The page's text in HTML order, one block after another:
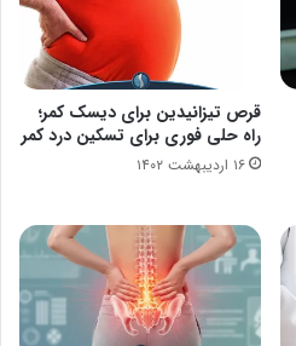
قرص تیزانیدین برای دیسک کمر؛
راه حلی فوری برای تسکین درد کمر
۱۶ اردیبهشت ۱۴۰۲